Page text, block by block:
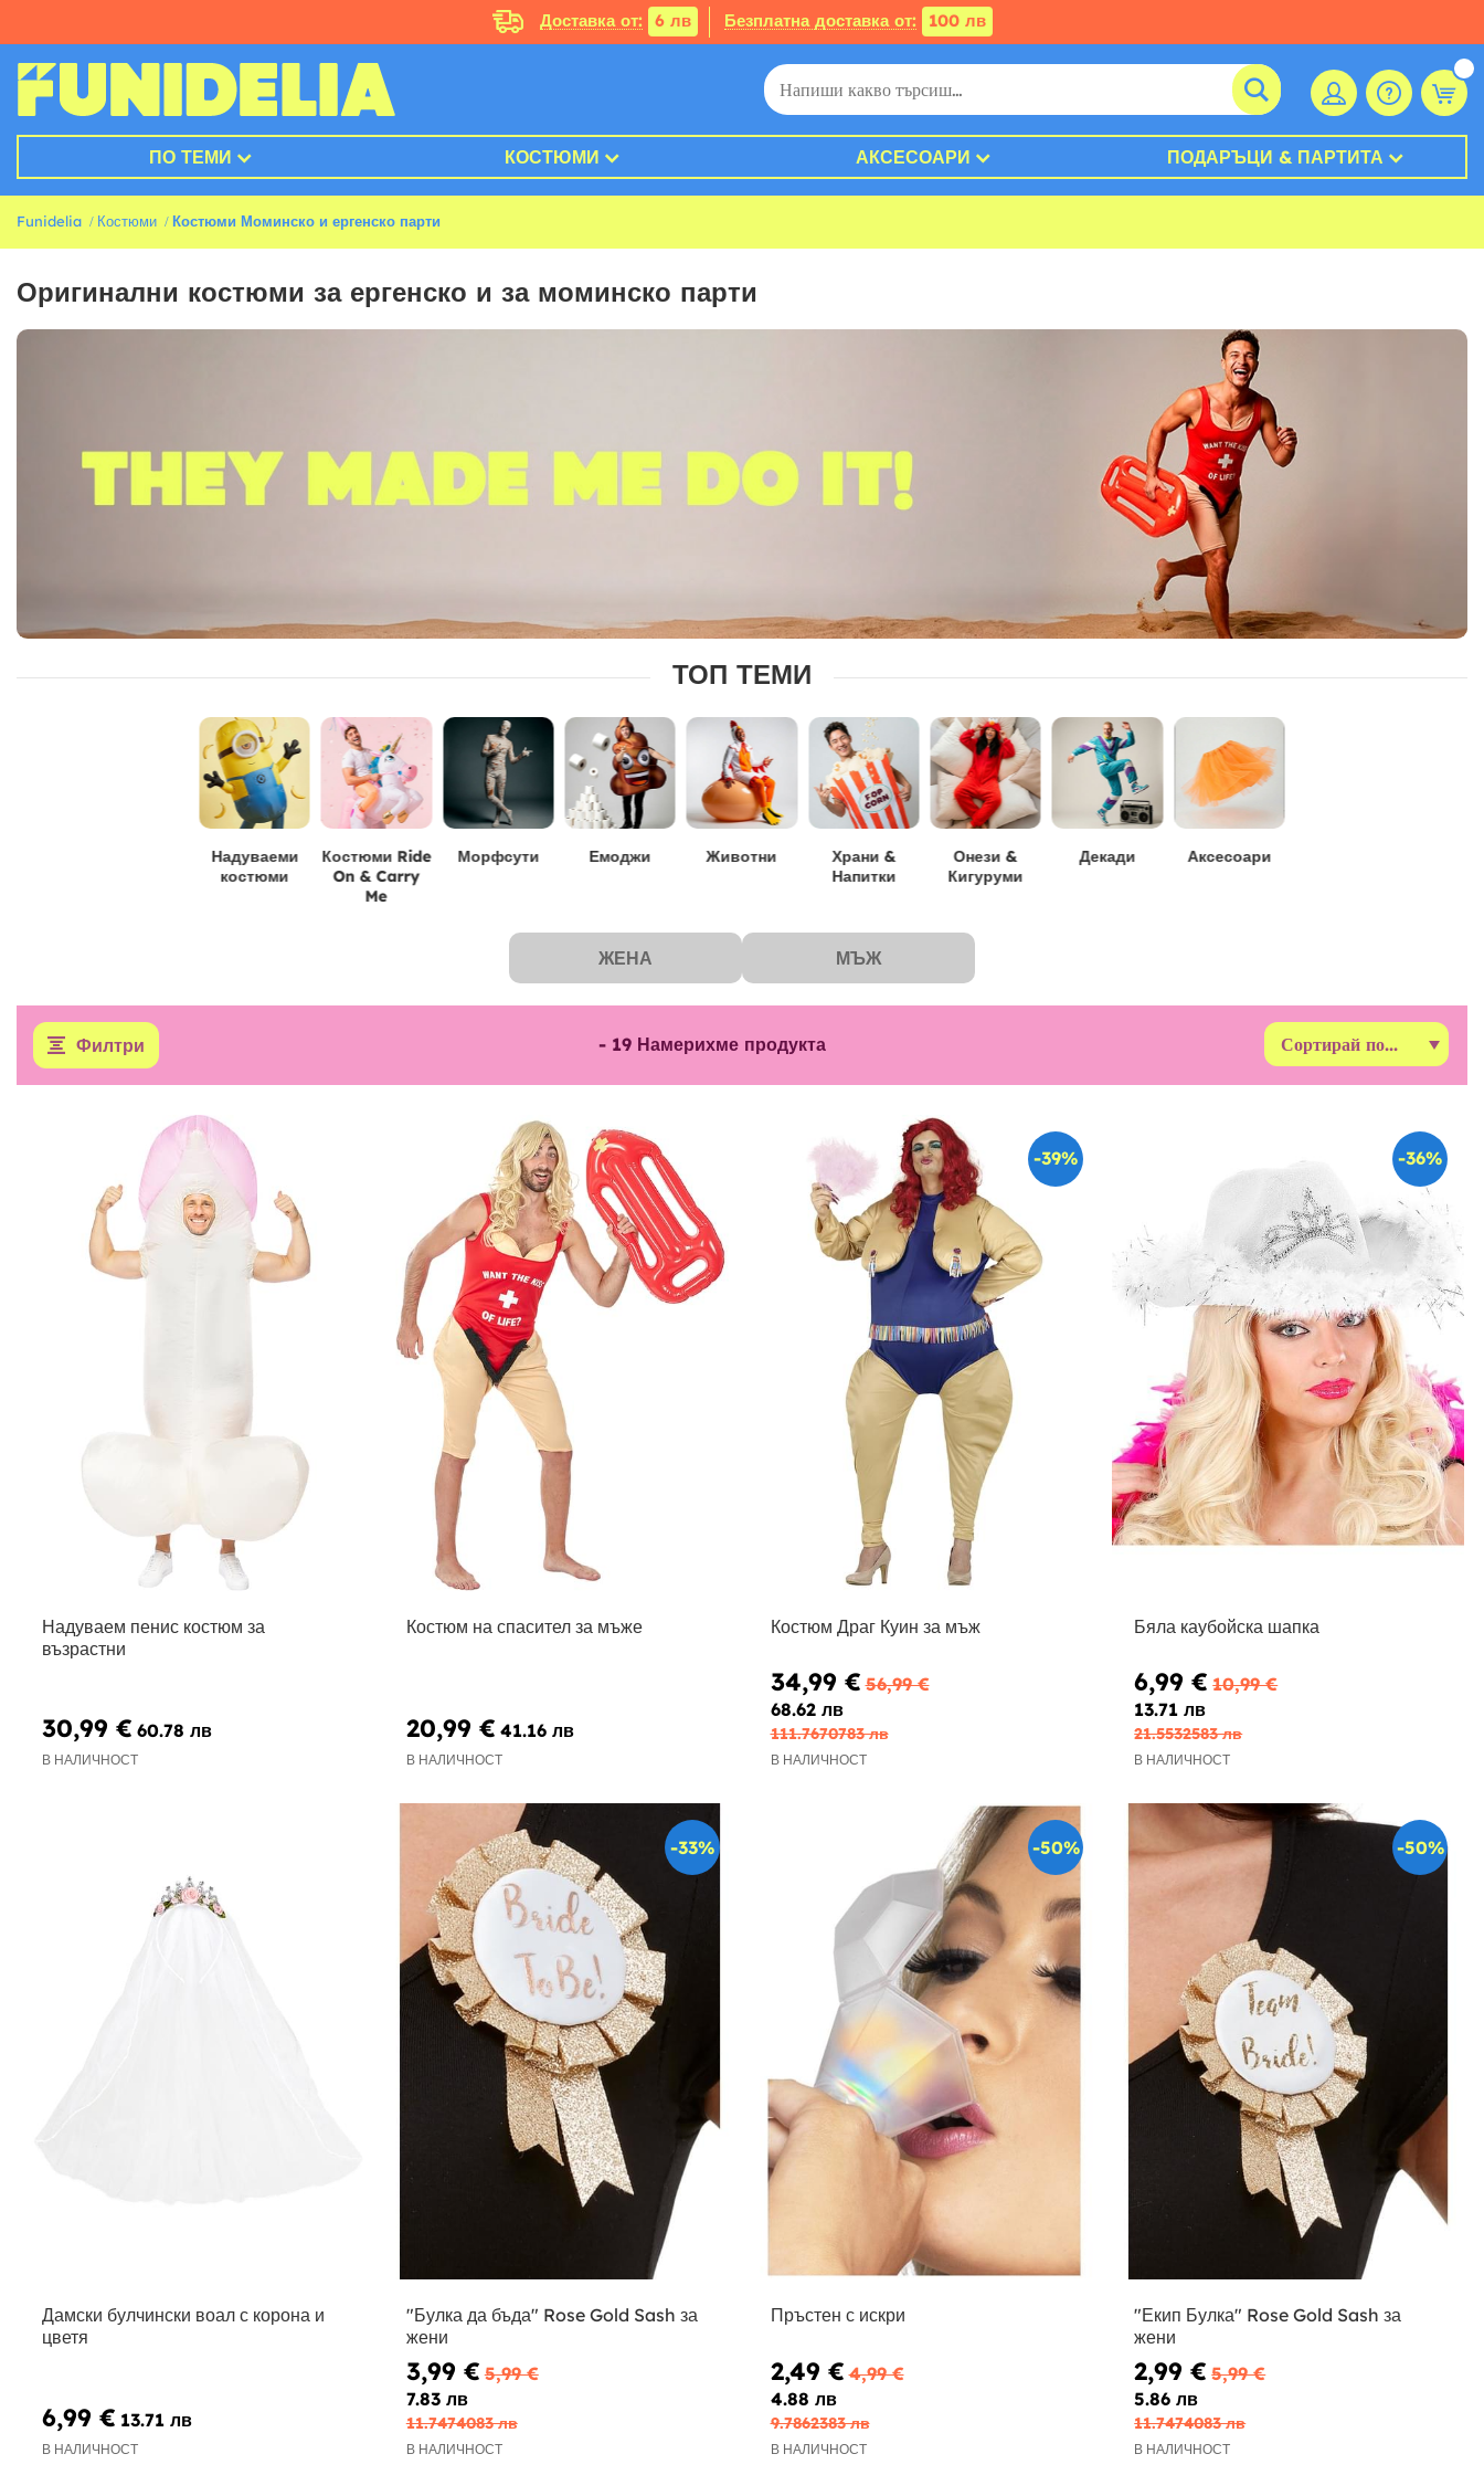
Доставка от: 6 лв Безплатна доставка от: 100 лв
ПО ТЕМИ КОСТЮМИ АКСЕСОАРИ ПОДАРЪЦИ & ПАРТИТА
Funidelia Костюми Костюми Моминско и ергенско парти
Оригинални костюми за ергенско и за моминско парти
ТОП ТЕМИ
Надуваеми
костюми
Костюми Ride
On & Carry
Me
Морфсути Емоджи Животни
Храни &
Напитки
Онези &
Кигуруми
Декади Аксесоари
ЖЕНА МЪЖ
Филтри - 19Намерихме продукта
Надуваем пенис костюм за
възрастни
30,99 € 60.78 лв
В НАЛИЧНОСТ
Костюм на спасител за мъже
20,99 € 41.16 лв
В НАЛИЧНОСТ
-39%
Костюм Драг Куин за мъж
34,99 € 56,99 €
68.62 лв
111.7670783 лв
В НАЛИЧНОСТ
-36%
Бяла каубойска шапка
6,99 € 10,99 €
13.71 лв
21.5532583 лв
В НАЛИЧНОСТ
Дамски булчински воал с корона и
цветя
6,99 € 13.71 лв
В НАЛИЧНОСТ
-33%
"Булка да бъда" Rose Gold Sash за
жени
3,99 € 5,99 €
7.83 лв
11.7474083 лв
В НАЛИЧНОСТ
-50%
Пръстен с искри
2,49 € 4,99 €
4.88 лв
9.7862383 лв
В НАЛИЧНОСТ
-50%
"Екип Булка" Rose Gold Sash за
жени
2,99 € 5,99 €
5.86 лв
11.7474083 лв
В НАЛИЧНОСТ